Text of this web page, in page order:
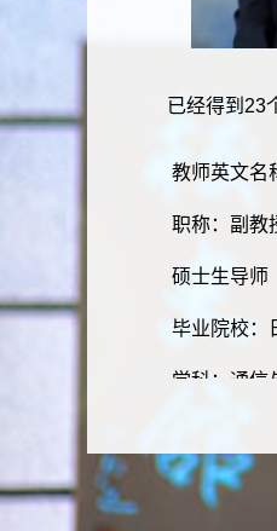
已经得到 23
教师英文名
职称：副教
硕士生导师
毕业院校：
学科：通信
学位：博士